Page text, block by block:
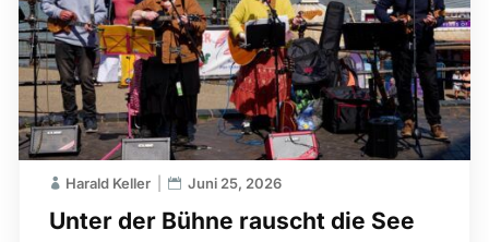
Unter der Bühne rauscht die See
Harald Keller Juni 25, 2026